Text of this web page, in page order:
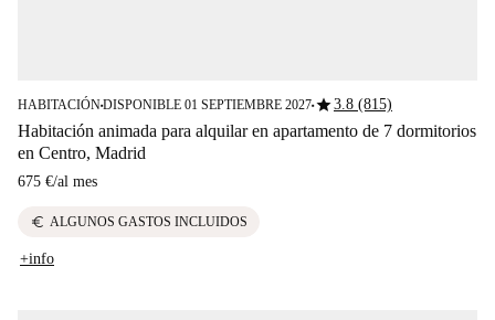
HABITACIÓN■DISPONIBLE 01 SEPTIEMBRE 2027■star3.8 (815)
Habitación animada para alquilar en apartamento de 7 dormitorios
en Centro, Madrid
675 €/al mes
euro ALGUNOS GASTOS INCLUIDOS
+info